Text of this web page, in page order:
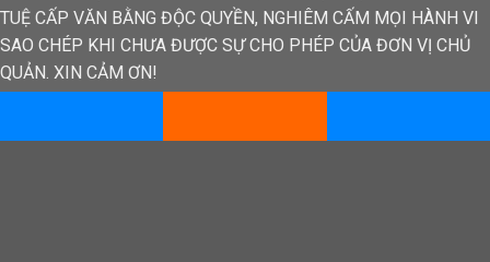
TUỆ CẤP VĂN BẰNG ĐỘC QUYỀN, NGHIÊM CẤM MỌI HÀNH VI
SAO CHÉP KHI CHƯA ĐƯỢC SỰ CHO PHÉP CỦA ĐƠN VỊ CHỦ
QUẢN. XIN CẢM ƠN!